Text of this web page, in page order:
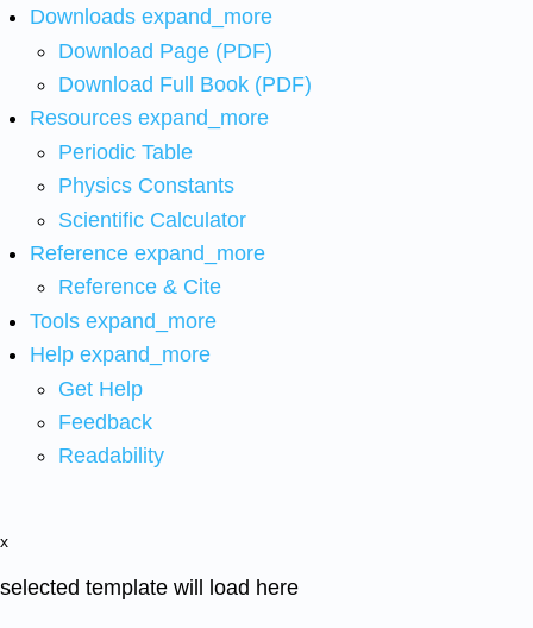
Downloads expand_more
Download Page (PDF)
Download Full Book (PDF)
Resources expand_more
Periodic Table
Physics Constants
Scientific Calculator
Reference expand_more
Reference & Cite
Tools expand_more
Help expand_more
Get Help
Feedback
Readability
x
selected template will load here